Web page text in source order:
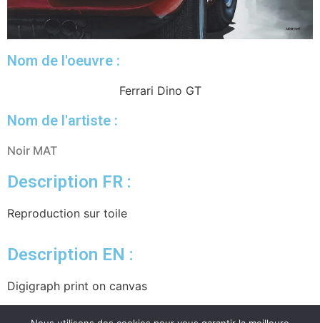
Nom de l'oeuvre :
Ferrari Dino GT
Nom de l'artiste :
Noir MAT
Description FR :
Reproduction sur toile
Description EN :
Digigraph print on canvas